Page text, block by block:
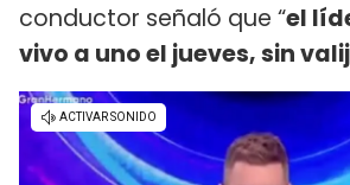
conductor señaló que “el
vivo a uno el jueves, sin